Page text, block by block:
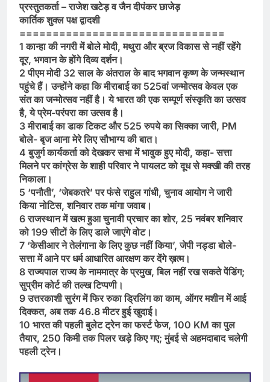
प्रस्तुतकर्ता – राजेश खटेड़ व जैन दीपंकर छाजेड़
कार्तिक शुक्ल पक्ष द्वादशी
===============================
1 कान्हा की नगरी में बोले मोदी, मथुरा और ब्रज विकास से नहीं रहेंगे
दूर, भगवान के होंगे दिव्य दर्शन।
2 पीएम मोदी 32 साल के अंतराल के बाद भगवान कृष्ण के जन्मस्थान
पहुंचे हैं। उन्होंने कहा कि मीराबाई का 525वां जन्मोत्सव केवल एक
संत का जन्मोत्सव नहीं है। ये भारत की एक सम्पूर्ण संस्कृति का उत्सव
है, ये प्रेम-परंपरा का उत्सव है।
3 मीराबाई का डाक टिकट और 525 रुपये का सिक्का जारी, PM
बोले- बृज आना मेरे लिए सौभाग्य की बात।
4 बुजुर्ग कार्यकर्ता को देखकर सभा में भावुक हुए मोदी, कहा- सत्ता
मिलने पर कांग्रेस के शाही परिवार ने पायलट को दूध से मक्खी की तरह
निकाला।
5 ‘पनौती’, ‘जेबकतरे’ पर फंसे राहुल गांधी, चुनाव आयोग ने जारी
किया नोटिस, शनिवार तक मांगा जवाब।
6 राजस्थान में खत्म हुआ चुनावी प्रचार का शोर, 25 नवंबर शनिवार
को 199 सीटों के लिए डाले जाएंगे वोट।
7 ‘केसीआर ने तेलंगाना के लिए कुछ नहीं किया’, जेपी नड्डा बोले-
सत्ता में आने पर धर्म आधारित आरक्षण कर देंगे ख़त्म।
8 राज्यपाल राज्य के नाममात्र के प्रमुख, बिल नहीं रख सकते पेंडिंग;
सुप्रीम कोर्ट की तल्ख टिप्पणी।
9 उत्तरकाशी सुरंग में फिर रुका ड्रिलिंग का काम, ऑगर मशीन में आई
दिक्कत, अब तक 46.8 मीटर हुई खुदाई।
10 भारत की पहली बुलेट ट्रेन का फर्स्ट फेज, 100 KM का पुल
तैयार, 250 किमी तक पिलर खड़े किए गए; मुंबई से अहमदाबाद चलेगी
पहली ट्रेन।